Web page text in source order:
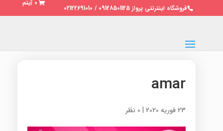
فروشگاه اینترنتی پرواز 09128501125 / 02122691010
0 آیتم
amar
23 فوریه 2020 | 0 نظر